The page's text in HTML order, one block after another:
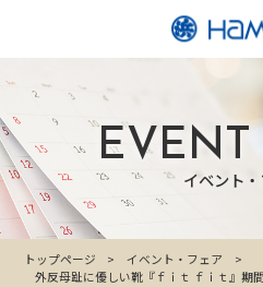
EVENT
イベント
トップページ
イベント・フェア
外反母趾に優しい靴『ｆｉｔ ｆｉｔ』期